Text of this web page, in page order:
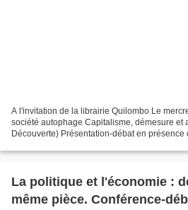
A l'invitation de la librairie Quilombo Le
société autophage Capitalisme, démesure et
Découverte) Présentation-débat en présence
La politique et l'économie :
même pièce. Conférence-